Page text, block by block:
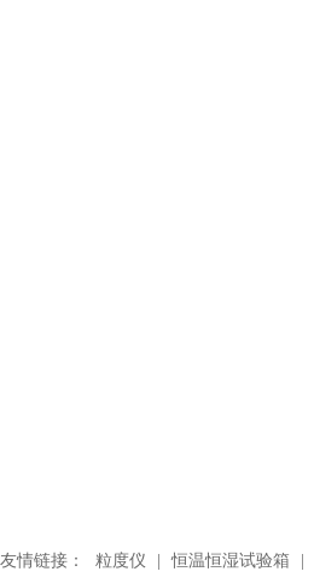
友情链接： 粒度仪 恒温恒湿试验箱